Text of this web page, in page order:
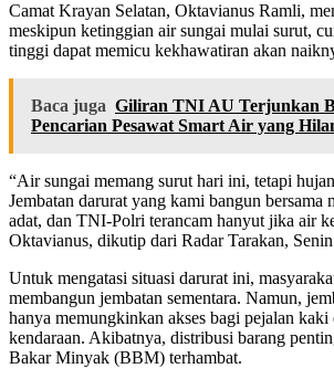
Camat Krayan Selatan, Oktavianus Ramli,
meskipun ketinggian air sungai mulai surut,
tinggi dapat memicu kekhawatiran akan
Baca juga Giliran TNI AU Terjunkan
Pencarian Pesawat Smart Air yang
“Air sungai memang surut hari ini, tetapi
Jembatan darurat yang kami bangun bersama
adat, dan TNI-Polri terancam hanyut jika air
Oktavianus, dikutip dari Radar Tarakan,
Untuk mengatasi situasi darurat ini,
membangun jembatan sementara. Namun,
hanya memungkinkan akses bagi pejalan
kendaraan. Akibatnya, distribusi barang
Bakar Minyak (BBM) terhambat.